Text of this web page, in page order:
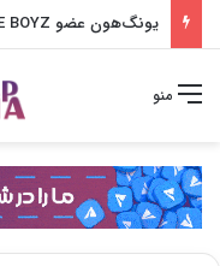
یونگ‌هون عضو THE BOYZ به آژانس جدید پیوست
منو